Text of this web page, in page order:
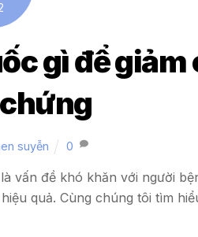
gì để giảm
suyễn 0
vấn đề khó khăn với người
quả. Cùng chúng tôi tìm